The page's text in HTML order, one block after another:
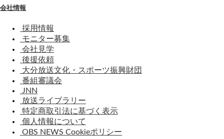
会社情報
採用情報
モニター募集
会社見学
後援依頼
大分放送文化・スポーツ振興財団
番組審議会
JNN
放送ライブラリー
特定商取引法に基づく表示
個人情報について
OBS NEWS Cookieポリシー